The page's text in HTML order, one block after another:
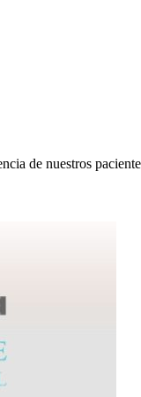
de nuestros